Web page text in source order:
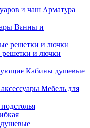
Арматура
Ванны и
решетки и лючки
Кабины душевые
Мебель для